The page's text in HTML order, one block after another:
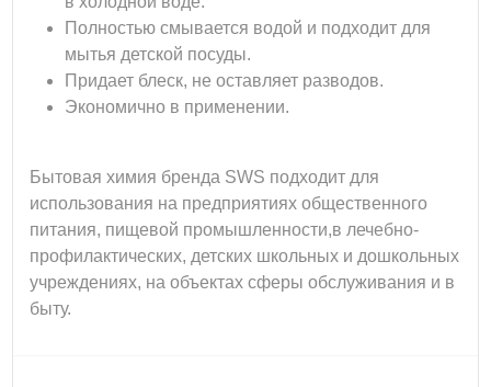
Полностью смывается водой и подходит для
мытья детской посуды.
Придает блеск, не оставляет разводов.
Экономично в применении.
Бытовая химия бренда SWS подходит для
использования на предприятиях общественного
питания, пищевой промышленности,в лечебно-
профилактических, детских школьных и дошкольных
учреждениях, на объектах сферы обслуживания и в
быту.